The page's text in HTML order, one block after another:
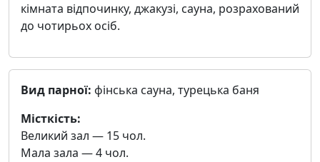
кімната відпочинку, джакузі, сауна, розрахований
до чотирьох осіб.
Вид парної: фінська сауна, турецька баня
Місткість:
Великий зал — 15 чол.
Мала зала — 4 чол.